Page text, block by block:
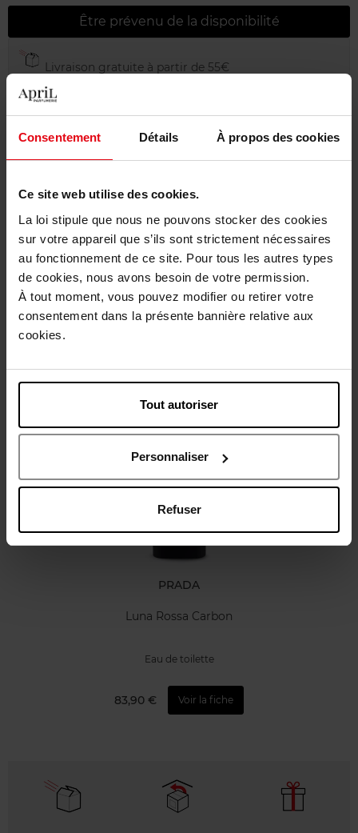
Consentement Détails À propos des cookies
Ce site web utilise des cookies.
La loi stipule que nous ne pouvons stocker des cookies
sur votre appareil que s’ils sont strictement nécessaires
au fonctionnement de ce site. Pour tous les autres types
de cookies, nous avons besoin de votre permission.
À tout moment, vous pouvez modifier ou retirer votre
consentement dans la présente bannière relative aux
cookies.
Tout autoriser
Personnaliser
Refuser
Être prévenu de la disponibilité
Livraison gratuite à partir de 55€
Retour gratuit dans votre magasin
Description
Conseil d'utilisation
Caractéristiques
Avis client Politique relative aux avis des clients
Vous aimerez peut-être
PRADA
Luna Rossa Carbon
Eau de toilette
83,90 € Voir la fiche